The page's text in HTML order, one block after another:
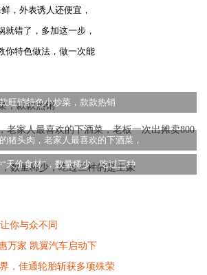
，外表诱人还便宜，
就错了，多加这一步，
你特色做法，做一次能
旺销特色小炒菜，款款热销
猪头肉，老家人最喜欢的下酒菜，
天价食材”，数量稀少，吃过三种
你与众不同
万家 凯翼汽车启动下
，佳通轮胎斩获多项殊荣